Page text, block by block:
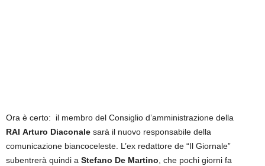
Ora è certo: il membro del Consiglio d’amministrazione della
RAI Arturo Diaconale sarà il nuovo responsabile della
comunicazione biancoceleste. L’ex redattore de “Il Giornale”
subentrerà quindi a Stefano De Martino , che pochi giorni fa